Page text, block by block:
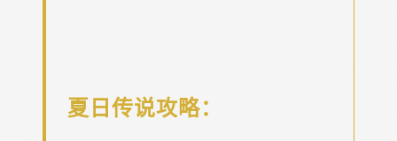
夏日传说攻略：